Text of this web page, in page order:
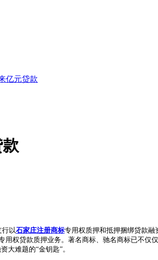
亿元贷款
行以石家庄注册商标专用权质押和抵押捆绑贷款融
用权贷款质押业务。著名商标、驰名商标已不仅仅
大难题的“金钥匙”。